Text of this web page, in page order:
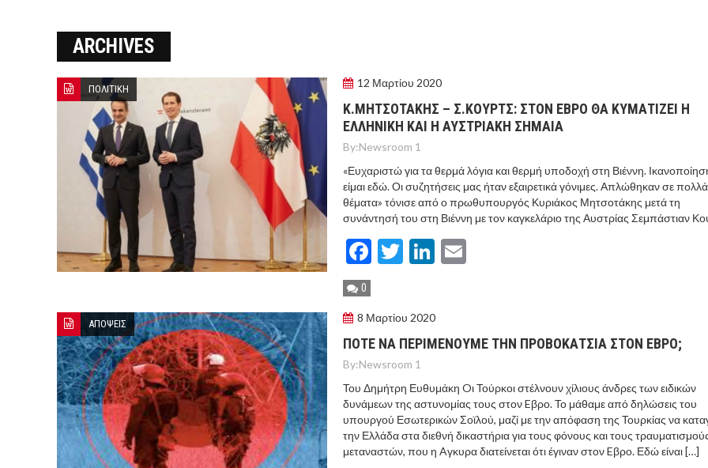
ΣΠΕΥΔΟΥΝ ΝΑ ΚΑΘΗΣΥΧΑΣΟΥΝ ΤΟΥΣ ΓΕΙΤΟΝΕΣ ΤΟΥΡΚΙΑ ΚΑΙ ΣΑΟΥΔΙΚΗ ΑΡΑΒΙΑ
ΜΕΤΑ ΤΗΝ ΑΜΥΝΤΙΚΗ ΣΥΜΦΩΝΙΑ – “ΔΕΝ ΣΤΟΧΕΥΟΥΜΕ ΚΑΝΕΝΑ” ΛΕΕΙ Η ΑΓΚΥΡΑ
ARCHIVES
ΠΟΛΙΤΙΚΗ 12 Μαρτίου 2020
Κ.ΜΗΤΣΟΤΑΚΗΣ – Σ.ΚΟΥΡΤΣ: ΣΤΟΝ ΕΒΡΟ ΘΑ ΚΥΜΑΤΙΖΕΙ Η
ΕΛΛΗΝΙΚΗ ΚΑΙ Η ΑΥΣΤΡΙΑΚΗ ΣΗΜΑΙΑ
By:Newsroom 1
«Ευχαριστώ για τα θερμά λόγια και θερμή υποδοχή στη Βιέννη.
είμαι εδώ. Οι συζητήσεις μας ήταν εξαιρετικά γόνιμες. Απλώθηκαν σε πολλά
θέματα» τόνισε από ο πρωθυπουργός Κυριάκος Μητσοτάκης μετά τη
συνάντησή του στη Βιέννη με τον καγκελάριο της Αυστρίας Σεμπάστιαν
Facebook
TwitterLinkedIn
0
ΑΠΟΨΕΙΣ 8 Μαρτίου 2020
ΠΟΤΕ ΝΑ ΠΕΡΙΜΕΝΟΥΜΕ ΤΗΝ ΠΡΟΒΟΚΑΤΣΙΑ ΣΤΟΝ ΕΒΡΟ;
By:Newsroom 1
Του Δημήτρη Ευθυμάκη Oι Τούρκοι στέλνουν χίλιους άνδρες των ειδικών
δυνάμεων της αστυνομίας τους στον Eβρο. Το μάθαμε από δηλώσεις του
υπουργού Εσωτερικών Σοϊλού, μαζί με την απόφαση της Τουρκίας να
την Ελλάδα στα διεθνή δικαστήρια για τους φόνους και τους
μεταναστών, που η Aγκυρα διατείνεται ότι έγιναν στον Eβρο. Εδώ είναι […]